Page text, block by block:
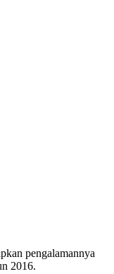
pengalamannya
2016.